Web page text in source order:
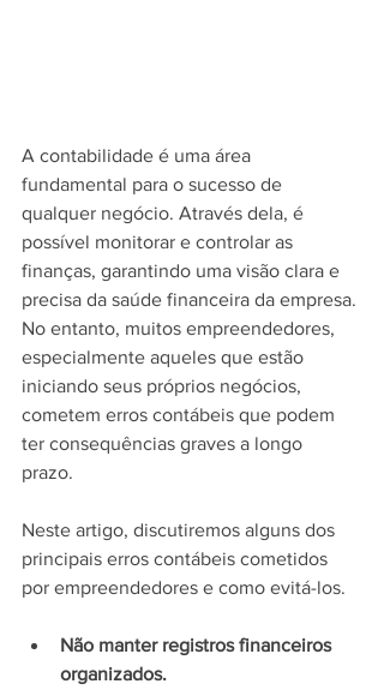
A contabilidade é uma área
fundamental para o sucesso de
qualquer negócio. Através dela, é
possível monitorar e controlar as
finanças, garantindo uma visão clara e
precisa da saúde financeira da empresa.
No entanto, muitos empreendedores,
especialmente aqueles que estão
iniciando seus próprios negócios,
cometem erros contábeis que podem
ter consequências graves a longo
prazo.
Neste artigo, discutiremos alguns dos
principais erros contábeis cometidos
por empreendedores e como evitá-los.
Não manter registros financeiros
organizados.